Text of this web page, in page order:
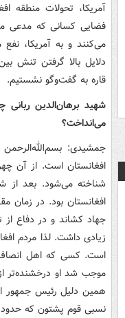
آمریکا، تحولات منطقه
فضایی کسانی که مدعی
می‌کنند و به آمریکا،
دلایل بالا گرفتن تنش
قاره به گفت‌وگو نشستیم.
شهید برهان‌الدین
می‌انداخت؟
جمشیدی:
افغانستان است. از آن
شناخته می‌شود. بعد از
افغانستان بود. در زمان
جهاد کشاند و در دفاع
زیادی داشت. لذا مردم
است. کسی که اهل انصاف
موجب شد او درخشنده‌تر